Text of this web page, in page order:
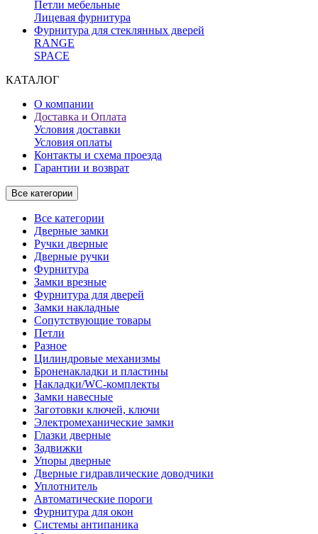
Петли мебельные
Лицевая фурнитура
Фурнитура для стеклянных дверей
RANGE
SPACE
КАТАЛОГ
О компании
Доставка и Оплата
Условия доставки
Условия оплаты
Контакты и схема проезда
Гарантии и возврат
Все категории
Все категории
Дверные замки
Ручки дверные
Дверные ручки
Фурнитура
Замки врезные
Фурнитура для дверей
Замки накладные
Сопутствующие товары
Петли
Разное
Цилиндровые механизмы
Броненакладки и пластины
Накладки/WC-комплекты
Замки навесные
Заготовки ключей, ключи
Электромеханические замки
Глазки дверные
Задвижки
Упоры дверные
Дверные гидравлические доводчики
Уплотнитель
Автоматические пороги
Фурнитура для окон
Системы антипаника